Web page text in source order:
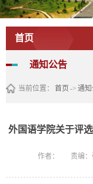
首页
通知公告
当前位置： 首页 -> 通
外国语学院关于评
作者： 责编